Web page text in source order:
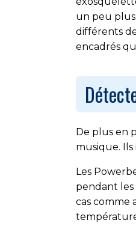
un peu plus
différents
encadrés
De plus en
musique.
Les
pendant les
cas comme